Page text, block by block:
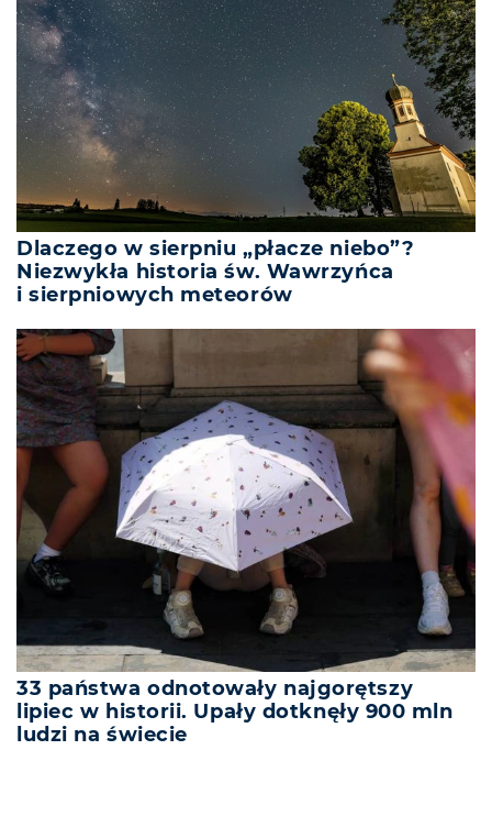
Dlaczego w sierpniu „płacze niebo”?
Niezwykła historia św. Wawrzyńca
i sierpniowych meteorów
33 państwa odnotowały najgorętszy
lipiec w historii. Upały dotknęły 900 mln
ludzi na świecie